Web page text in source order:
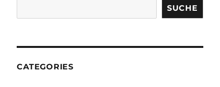
SUCHE
CATEGORIES